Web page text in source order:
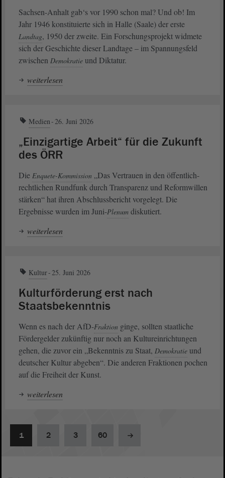
Sachsen-Anhalt gab‘s vor 1990 schon mal? Und ob! Im
Jahr 1946 konstituierte sich in Halle (Saale) der erste
Landtag, 1950 der zweite. Ein Forschungsprojekt widmete
sich der Geschichte dieser Landtage – im Spannungsfeld
zwischen Demokratie und Diktatur.
weiterlesen
Medien 26. Juni 2026
„Einzigartige Arbeit“ für die Zukunft
des ÖRR
Die Enquete-Kommission „Das Vertrauen in den öffentlich-
rechtlichen Rundfunk durch Transparenz und Reformwillen
stärken“ hat ihren Abschlussbericht vorgelegt. Die
Ergebnisse wurden im Juni-Plenum diskutiert.
weiterlesen
Kultur 25. Juni 2026
Kulturförderung erst nach
Staatsbekenntnis
Wenn es nach der AfD-Fraktion ginge, sollten staatliche
Fördergelder zukünftig nur noch an Kultureinrichtungen
gehen, die zuvor ein „Bekenntnis zu Staat, Demokratie und
deutscher Kultur abgeben“. Die anderen Fraktionen pochen
auf die Freiheit der Kunst.
weiterlesen
1 2 3 60